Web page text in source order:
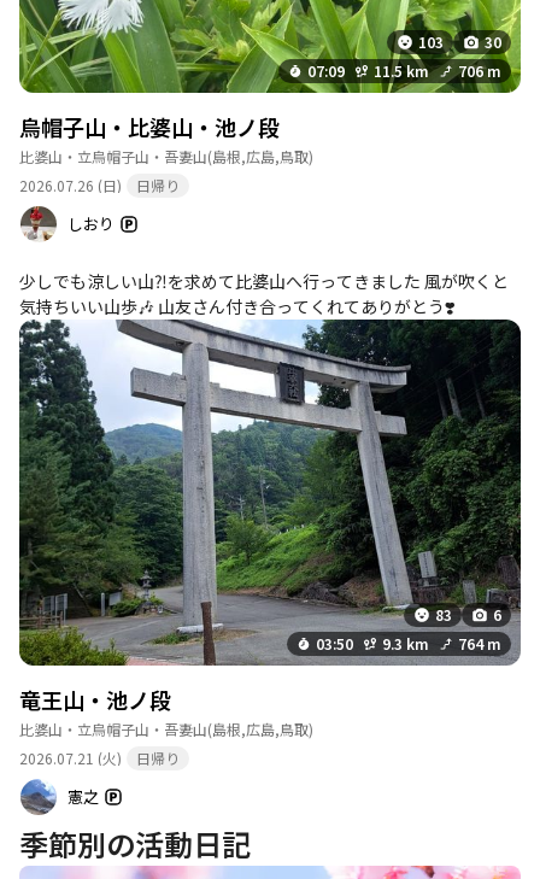
103
30
07:09
11.5 km 706 m
烏帽子山・比婆山・池ノ段
比婆山・立烏帽子山・吾妻山(島根,広島,鳥取)
2026.07.26 (日)
日帰り
しおり
少しでも涼しい山⁈を求めて比婆山へ行ってきました 風が吹くと
気持ちいい山歩🎶 山友さん付き合ってくれてありがとう❣️
83
6
03:50
9.3 km 764 m
竜王山・池ノ段
比婆山・立烏帽子山・吾妻山(島根,広島,鳥取)
2026.07.21 (火)
日帰り
憲之
季節別の活動日記